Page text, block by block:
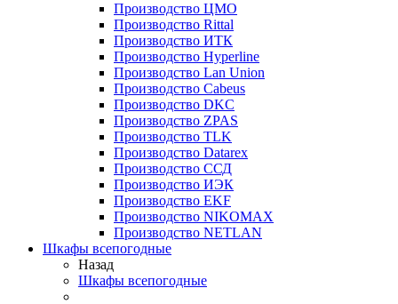
Производство ЦМО
Производство Rittal
Производство ИТК
Производство Hyperline
Производство Lan Union
Производство Cabeus
Производство DKC
Производство ZPAS
Производство TLK
Производство Datarex
Производство ССД
Производство ИЭК
Производство EKF
Производство NIKOMAX
Производство NETLAN
Шкафы всепогодные
Назад
Шкафы всепогодные